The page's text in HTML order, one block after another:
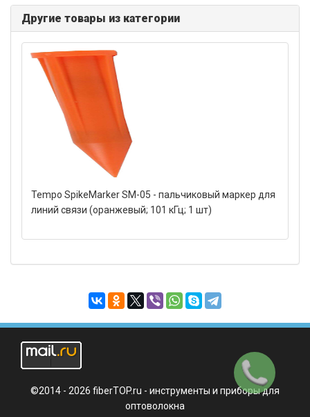
Другие товары из категории
Tempo SpikeMarker SM-05 - пальчиковый маркер для
линий связи (оранжевый; 101 кГц; 1 шт)
©2014 - 2026 fiberTOP.ru - инструменты и приборы для
оптоволокна
Заказать
звонок